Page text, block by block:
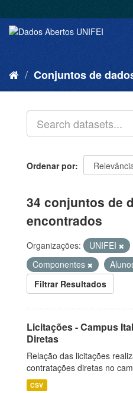
Conjuntos de
Ordenar por
34 conjuntos de
encontrados
Organizações: UNIFEI
Componentes
Filtrar Resultados
Licitações - Campus
Diretas
Relação das licitações
contratações diretas no
CSV